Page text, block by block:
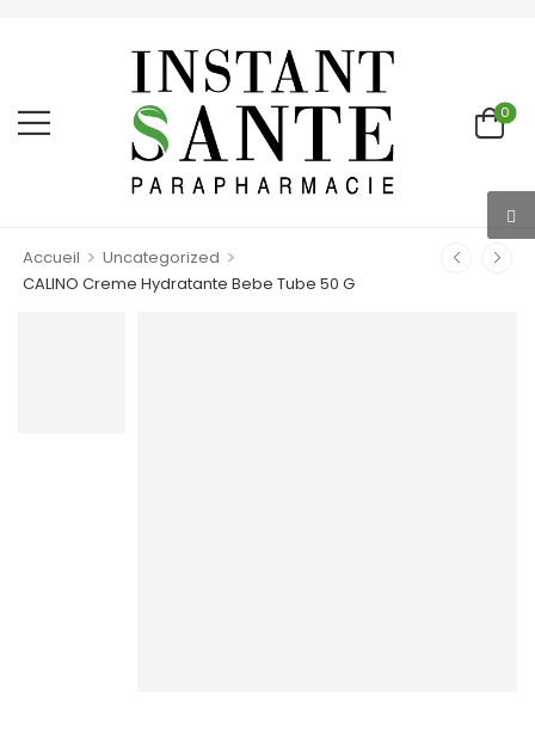
0
Accueil > Uncategorized >
CALINO Creme Hydratante Bebe Tube 50 G